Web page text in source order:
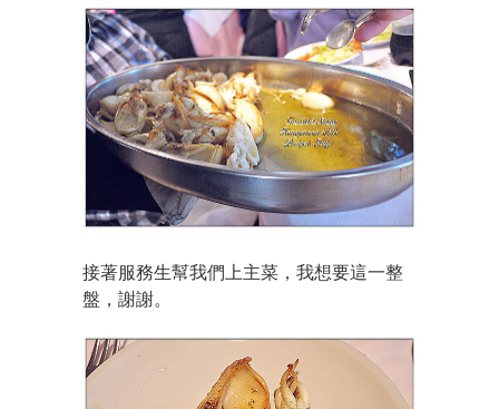
接著服務生幫我們上主菜，我想要這一整
盤，謝謝。